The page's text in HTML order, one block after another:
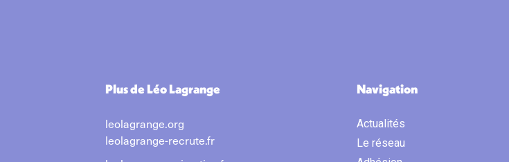
Plus de Léo Lagrange
leolagrange.org
leolagrange-recrute.fr
Navigation
Actualités
Le réseau